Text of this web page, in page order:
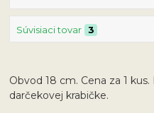
Súvisiaci tovar 3
Obvod 18 cm. Cena za 1
darčekovej krabičke.